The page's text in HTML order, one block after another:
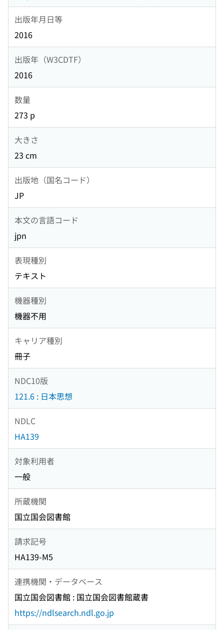
出版年月日等
2016
出版年（W3CDTF）
2016
数量
273 p
大きさ
23 cm
出版地（国名コード）
JP
本文の言語コード
jpn
表現種別
テキスト
機器種別
機器不用
キャリア種別
冊子
NDC10版
121.6 : 日本思想
NDLC
HA139
対象利用者
一般
所蔵機関
国立国会図書館
請求記号
HA139-M5
連携機関・データベース
国立国会図書館 : 国立国会図書館蔵書
https://ndlsearch.ndl.go.jp